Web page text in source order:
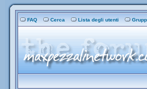
FAQ Cerca Lista degli utenti